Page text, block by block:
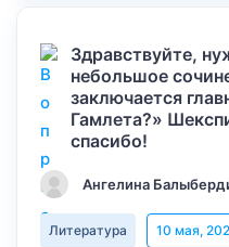
Здравствуйте,
небольшое
заключается
Гамлета?»
спасибо!
Ангелина
Литература 10 мая,